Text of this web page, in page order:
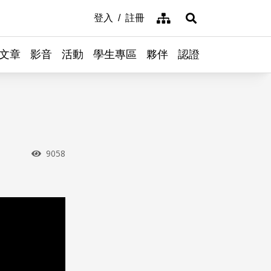
登入 註冊 網站導覽展開搜尋
章 影音 活動 學生專區 夥伴 認證
瀏覽次數
9058